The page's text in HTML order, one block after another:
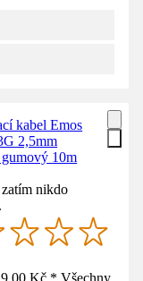
kabel Emos
2,5mm
10m
nikdo
Kč * Všechny